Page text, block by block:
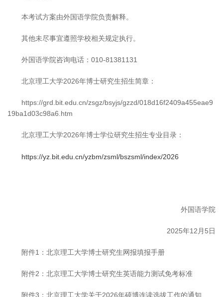
本考试方案由外国语学院负责解释。
其他未尽事宜遵照学校相关规定执行。
外国语学院咨询电话：010-81381131
北京理工大学2026年博士研究生招生简章：
https://grd.bit.edu.cn/zsgz/bsyjs/gzzd/018d16f2409a455eae9
19ba1d03c98a6.htm
北京理工大学2026年博士学位研究生招生专业目录：
https://yz.bit.edu.cn/yzbm/zsml/bszsml/index/2026
外国语学院
2025年12月5日
附件1：北京理工大学博士研究生网报填报手册
附件2：北京理工大学博士研究生英语能力测试免考标准
附件3：北京理工大学关于2026年硕博连读选拔工作的通知